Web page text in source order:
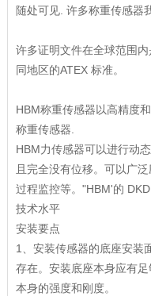
随处可见. 许多称重传感器
许多证明文件在全球范围
同地区的ATEX 标准。
HBM称重传感器以高精度
称重传感器.
HBM力传感器可以进行动
且完全没有位移。可以广
过程监控等。"HBM'的
技术水平
安装要点
1、安装传感器的底座安装
存在。安装底座本身应有
本身的强度和刚度。